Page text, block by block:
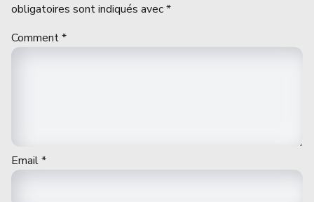
obligatoires sont indiqués avec*
Comment*
Email*